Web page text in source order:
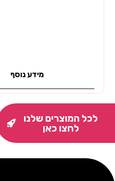
מידע נוסף
לכל המוצרים שלנו
לחצו כאן